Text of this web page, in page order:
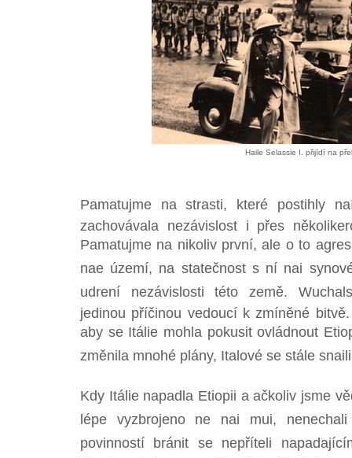
Haile Selassie I. přijídí na
Pamatujme na strasti, které postihly
zachovávala nezávislost i přes
Pamatujme na nikoliv první, ale o to
nae území, na statečnost s ní nai
udrení nezávislosti této země.
jedinou příčinou vedoucí k zmíněné
aby se Itálie mohla pokusit ovládnout
změnila mnohé plány, Italové se stále
Kdy Itálie napadla Etiopii a ačkoliv jsme
lépe vyzbrojeno ne nai mui,
povinností bránit se nepříteli